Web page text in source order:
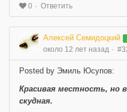
0 Ответить
Алексей Семидоцкий
около 12 лет назад
Posted by Эмиль Юсупов:
Красивая местность, но
скудная.